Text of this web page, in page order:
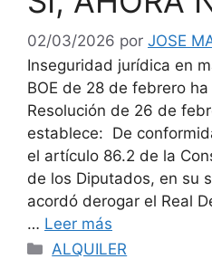
02/03/2026 por JOSE
Inseguridad jurídica en
BOE de 28 de febrero
Resolución de 26 de
establece: De
el artículo 86.2 de la
de los Diputados, en su
acordó derogar el Real
… Leer más
Categorías
ALQUILER